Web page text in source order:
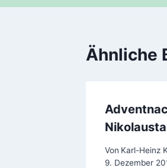
Ähnliche
Von Karl-Heinz
9. Dezember